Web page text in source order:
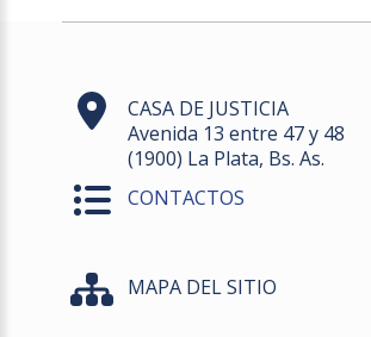
CASA DE JUSTICIA
Avenida 13 entre 47 y 48
(1900) La Plata, Bs. As.
CONTACTOS
MAPA DEL SITIO